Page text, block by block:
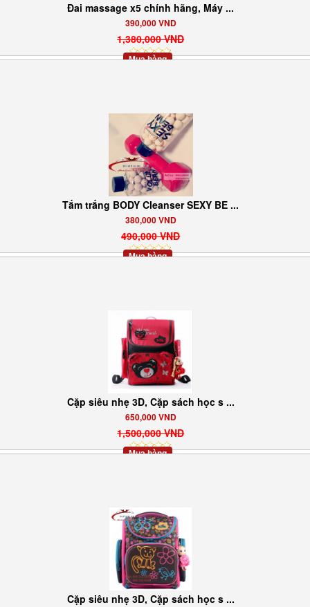
Đai massage x5 chính hãng, Máy ...
390,000 VND
1,380,000 VND
Mua hàng
Tắm trắng BODY Cleanser SEXY BE ...
380,000 VND
490,000 VND
Mua hàng
Cặp siêu nhẹ 3D, Cặp sách học s ...
650,000 VND
1,500,000 VND
Mua hàng
Cặp siêu nhẹ 3D, Cặp sách học s ...